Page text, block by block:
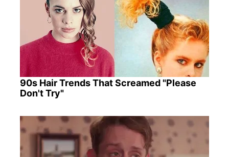
90s Hair Trends That Screamed "Please
Don't Try"